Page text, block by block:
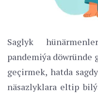
Saglyk
pandemiýa döwründe
geçirmek, hatda
näsazlyklara eltip